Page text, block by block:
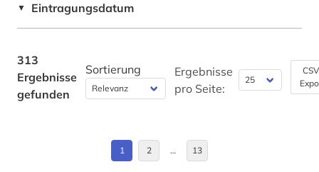
briefsammlung (2)
brücke (1)
brückenbau (1)
buchhandel (3)
Griechenland (1)
Hessen (1)
▼ Eintragungsdatum
313
Ergebnisse
gefunden
Sortierung
Ergebnisse
pro Seite:
1 2 … 13